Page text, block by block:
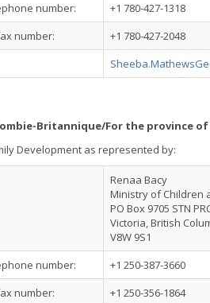
number:
+1 780-427-1318
number:
+1 780-427-2048
Britannique/For the province
Development as represented by:
Renaa Bacy
Ministry of Children
PO Box 9705 STN
Victoria, British
V8W 9S1
number:
+1 250-387-3660
number:
+1 250-356-1864